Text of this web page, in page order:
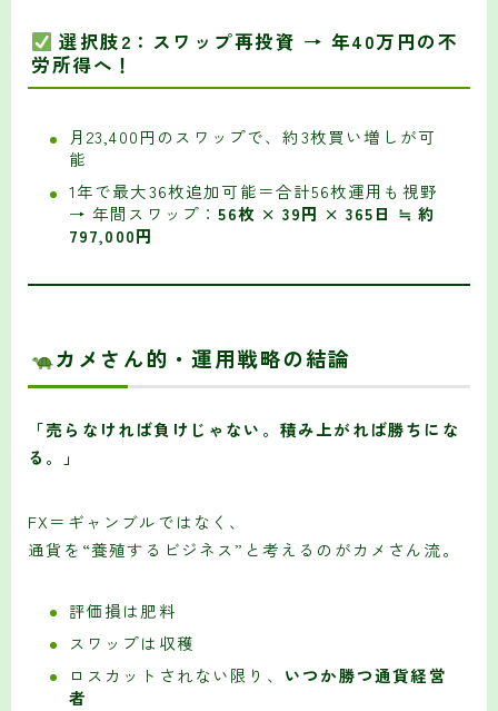
選択肢2：スワップ再投資 → 年40万円の不
労所得へ！
月23,400円のスワップで、約3枚買い増しが可
能
1年で最大36枚追加可能＝合計56枚運用も視野
→ 年間スワップ：56枚 × 39円 × 365日 ≒ 約
797,000円
カメさん的・運用戦略の結論
「売らなければ負けじゃない。積み上がれば勝ちにな
る。」
FX＝ギャンブルではなく、
通貨を“養殖するビジネス”と考えるのがカメさん流。
評価損は肥料
スワップは収穫
ロスカットされない限り、 いつか勝つ通貨経営
者